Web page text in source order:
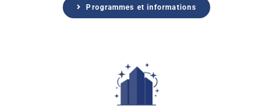
Programmes et informations